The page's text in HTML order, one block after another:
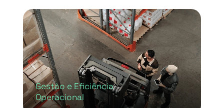
Gestão e Eficiência
Operacional